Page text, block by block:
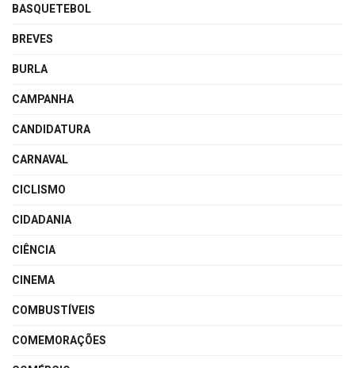
BASQUETEBOL
BREVES
BURLA
CAMPANHA
CANDIDATURA
CARNAVAL
CICLISMO
CIDADANIA
CIÊNCIA
CINEMA
COMBUSTÍVEIS
COMEMORAÇÕES